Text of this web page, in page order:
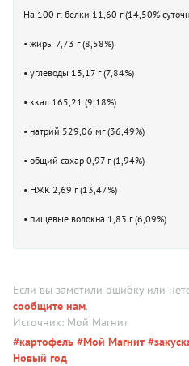
На 100 г: белки 11,60 г (14,50%
• жиры 7,73 г (8,58%)
• углеводы 13,17 г (7,84%)
• ккал 165,21 (9,18%)
• натрий 529,06 мг (36,49%)
• общий сахар 0,97 г (1,94%)
• НЖК 2,69 г (13,47%)
• пищевые волокна 1,83 г (6,09%)
Если вы заметили ошибку или
сообщите нам.
Источник: Мой Магнит
#картофель #Мой Магнит
Новый год